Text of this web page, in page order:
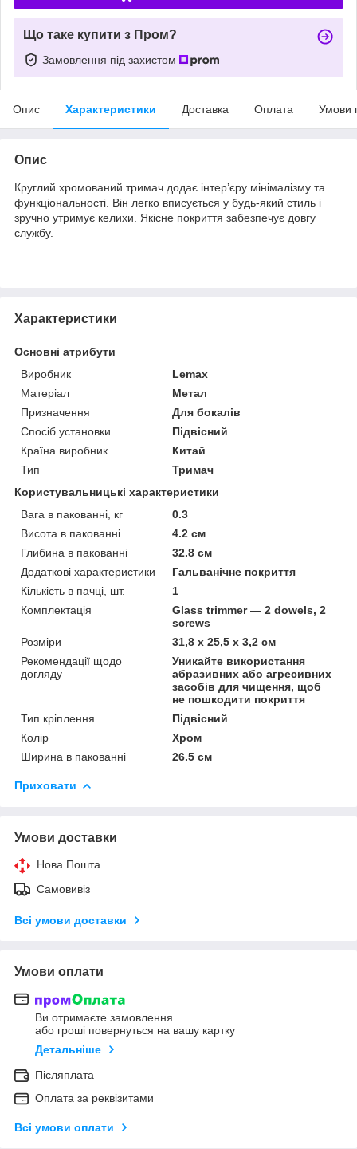
Що таке купити з Пром?
Замовлення під захистом
Опис Характеристики Доставка Оплата Умови
Опис
Круглий хромований тримач додає інтер’єру мінімалізму та
функціональності. Він легко вписується у будь-який стиль і
зручно утримує келихи. Якісне покриття забезпечує довгу
службу.
Характеристики
Основні атрибути
Виробник
Lemax
Матеріал
Метал
Призначення
Для бокалів
Спосіб установки
Підвісний
Країна виробник
Китай
Тип
Тримач
Користувальницькі характеристики
Вага в пакованні, кг
0.3
Висота в пакованні
4.2 см
Глибина в пакованні
32.8 см
Додаткові характеристики
Гальванічне покриття
Кількість в пачці, шт.
1
Комплектація
Glass trimmer — 2 dowels, 2
screws
Розміри
31,8 x 25,5 x 3,2 см
Рекомендації щодо
догляду
Уникайте використання
абразивних або агресивних
засобів для чищення, щоб
не пошкодити покриття
Тип кріплення
Підвісний
Колір
Хром
Ширина в пакованні
26.5 см
Приховати
Умови доставки
Нова Пошта
Самовивіз
Всі умови доставки
Умови оплати
Ви отримаєте замовлення
або гроші повернуться на вашу картку
Детальніше
Післяплата
Оплата за реквізитами
Всі умови оплати